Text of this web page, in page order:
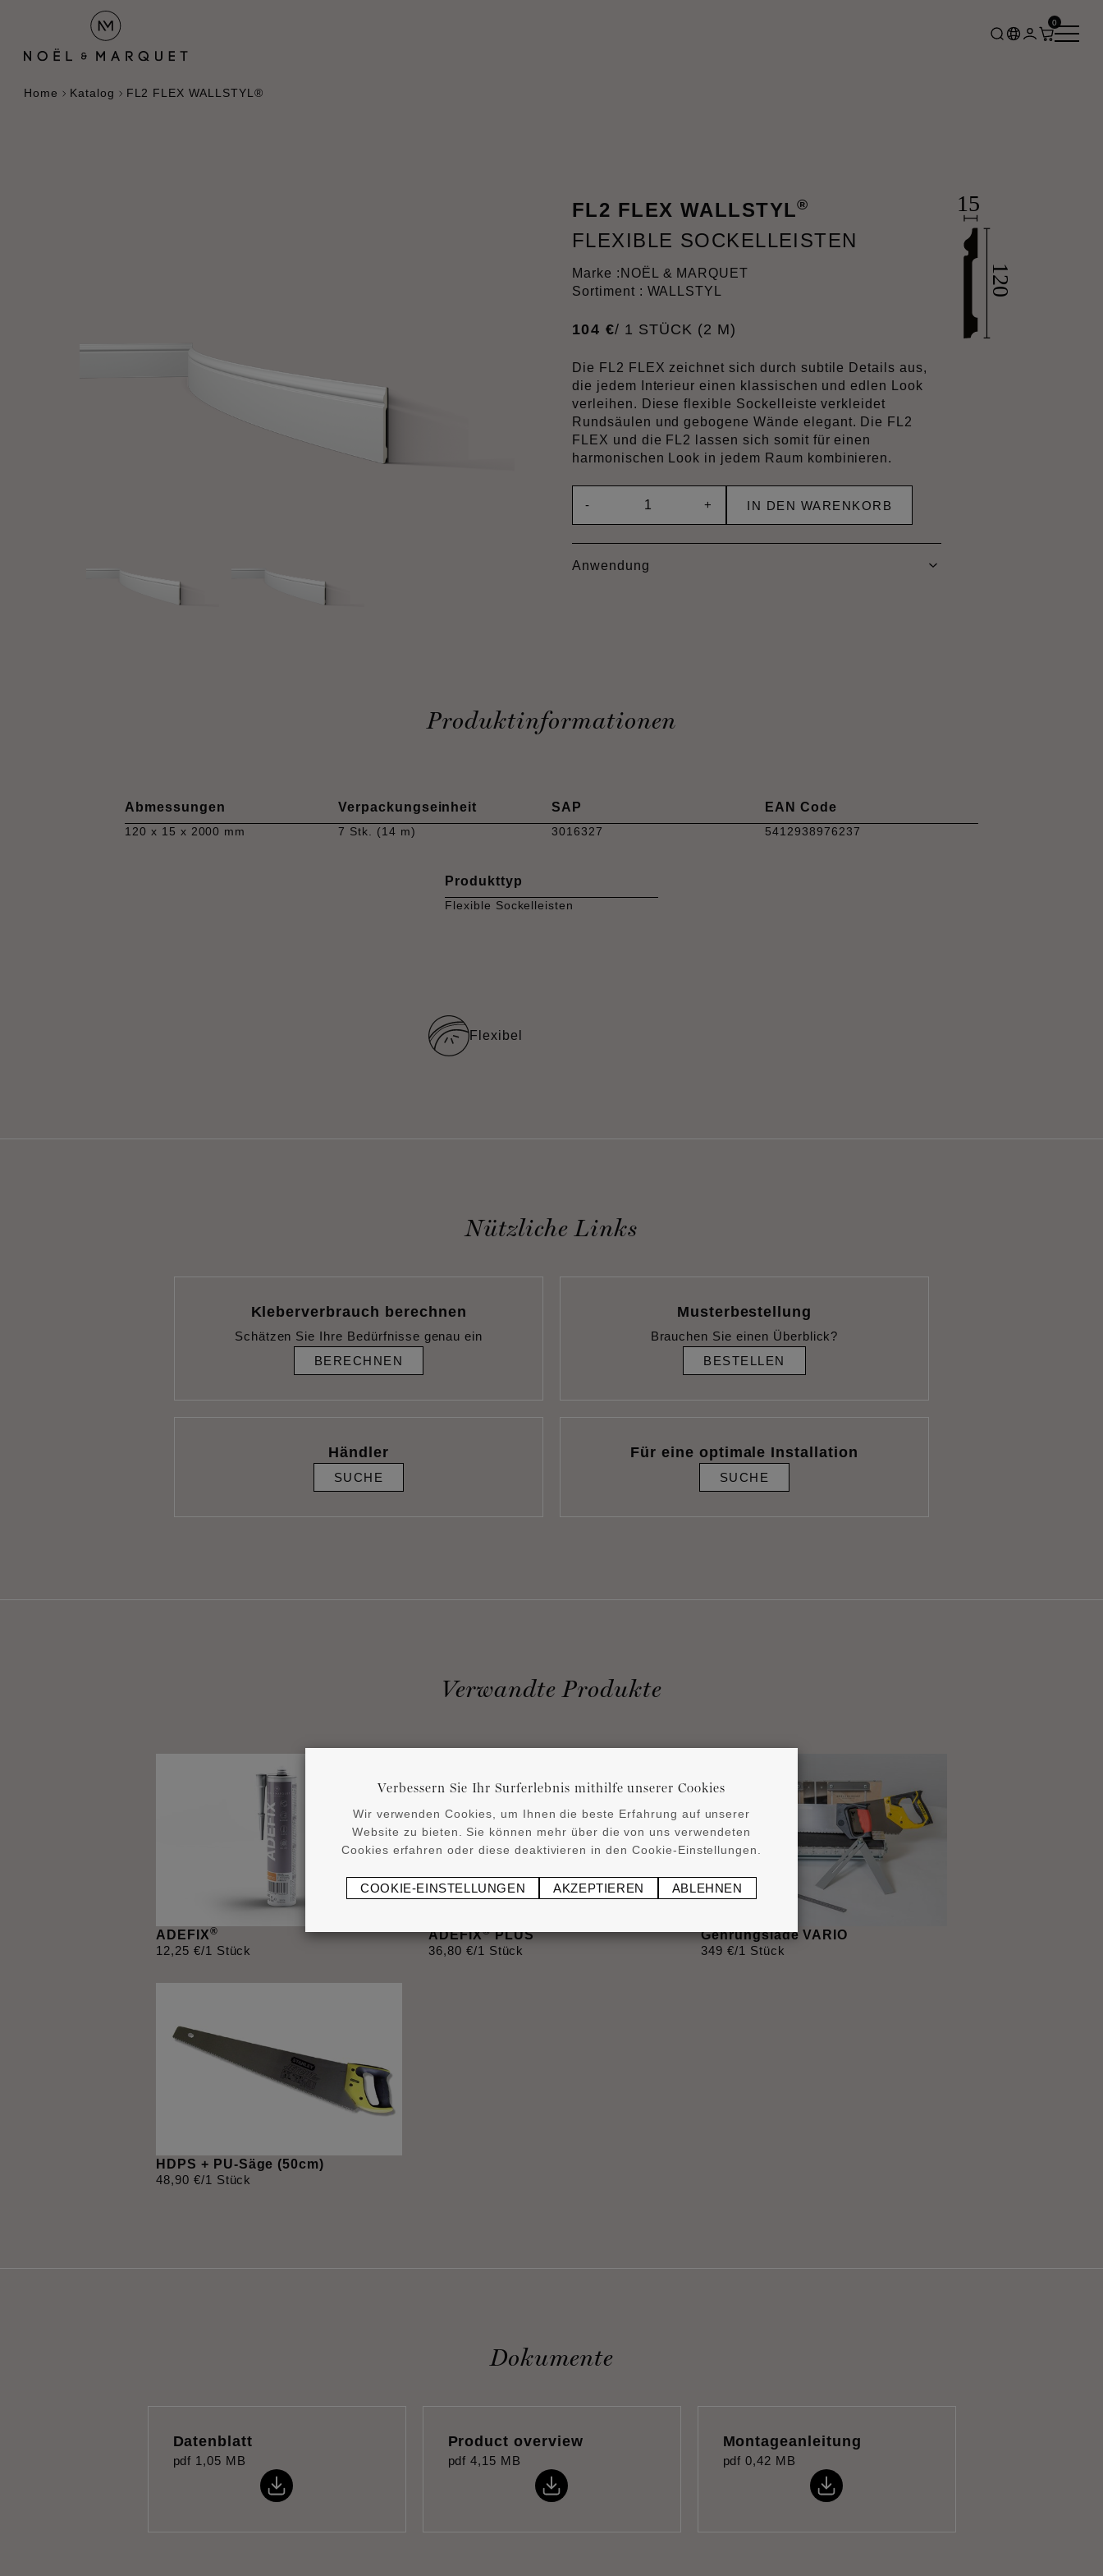
0
Home Katalog FL2 FLEX WALLSTYL®
FL2 FLEX WALLSTYL®
FLEXIBLE SOCKELLEISTEN
Marke : NOËL & MARQUET
Sortiment : WALLSTYL
104 €/ 1 STÜCK (2 M)
Die FL2 FLEX zeichnet sich durch subtile Details aus,
die jedem Interieur einen klassischen und edlen Look
verleihen. Diese flexible Sockelleiste verkleidet
Rundsäulen und gebogene Wände elegant. Die FL2
FLEX und die FL2 lassen sich somit für einen
harmonischen Look in jedem Raum kombinieren.
- + IN DEN WARENKORB
Anwendung
Produktinformationen
Abmessungen
120 x 15 x 2000 mm
Verpackungseinheit
7 Stk. (14 m)
SAP
3016327
EAN Code
5412938976237
Produkttyp
Flexible Sockelleisten
Flexibel
Nützliche Links
Kleberverbrauch berechnen
Schätzen Sie Ihre Bedürfnisse genau ein
BERECHNEN
Musterbestellung
Brauchen Sie einen Überblick?
BESTELLEN
Händler
SUCHE
Für eine optimale Installation
SUCHE
Verwandte Produkte
ADEFIX®
12,25 €/1 Stück
ADEFIX®PLUS
36,80 €/1 Stück
Gehrungslade VARIO
349 €/1 Stück
HDPS + PU-Säge (50cm)
48,90 €/1 Stück
Dokumente
Datenblatt
pdf 1,05 MB
Product overview
pdf 4,15 MB
Montageanleitung
pdf 0,42 MB
Verbessern Sie Ihr Surferlebnis mithilfe unserer Cookies
Wir verwenden Cookies, um Ihnen die beste Erfahrung auf unserer
Website zu bieten. Sie können mehr über die von uns verwendeten
Cookies erfahren oder diese deaktivieren in den Cookie-Einstellungen.
COOKIE-EINSTELLUNGEN AKZEPTIEREN ABLEHNEN